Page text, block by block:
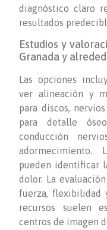
diagnóstico claro
resultados
Estudios y
Granada y
Las opciones
ver alineación y
para discos,
para detalle
conducción
adormecimiento.
pueden identificar
dolor. La
fuerza, flexibilidad
recursos suelen
centros de imagen